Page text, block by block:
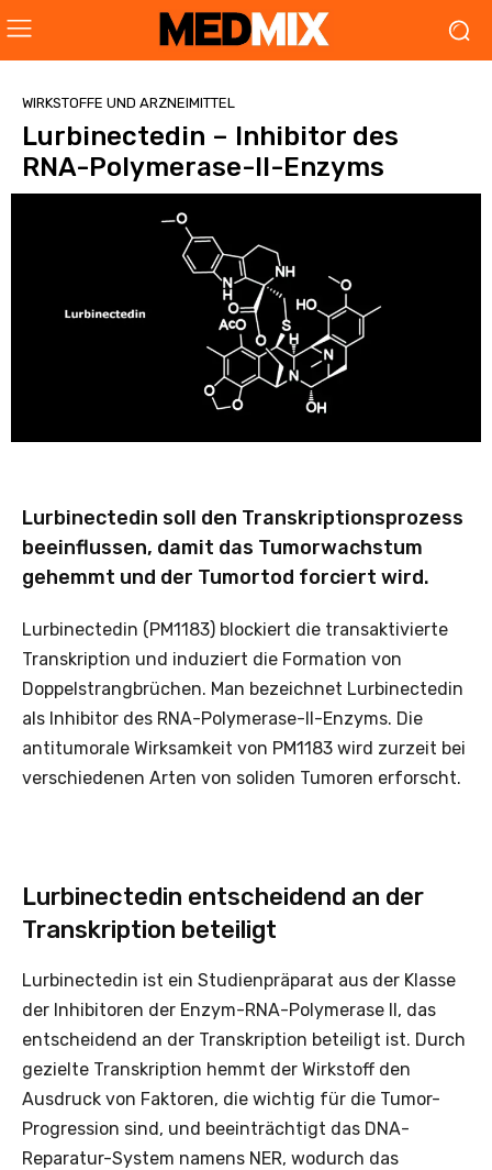
WIRKSTOFFE UND ARZNEIMITTEL
Lurbinectedin – Inhibitor des
RNA-Polymerase-II-Enzyms
Lurbinectedin soll den Transkriptionsprozess
beeinflussen, damit das Tumorwachstum
gehemmt und der Tumortod forciert wird.
Lurbinectedin (PM1183) blockiert die transaktivierte
Transkription und induziert die Formation von
Doppelstrangbrüchen. Man bezeichnet Lurbinectedin
als Inhibitor des RNA-Polymerase-II-Enzyms. Die
antitumorale Wirksamkeit von PM1183 wird zurzeit bei
verschiedenen Arten von soliden Tumoren erforscht.
Lurbinectedin entscheidend an der
Transkription beteiligt
Lurbinectedin ist ein Studienpräparat aus der Klasse
der Inhibitoren der Enzym-RNA-Polymerase II, das
entscheidend an der Transkription beteiligt ist. Durch
gezielte Transkription hemmt der Wirkstoff den
Ausdruck von Faktoren, die wichtig für die Tumor-
Progression sind, und beeinträchtigt das DNA-
Reparatur-System namens NER, wodurch das